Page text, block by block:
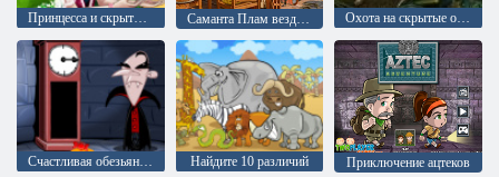
Принцесса и скрытые объекты Саманта Плам вездесущий повар 2 Охота на скрытые объекты: Часть 2
Счастливая обезьянка Часть 2 Найдите 10 различий
Приключение ацтеков